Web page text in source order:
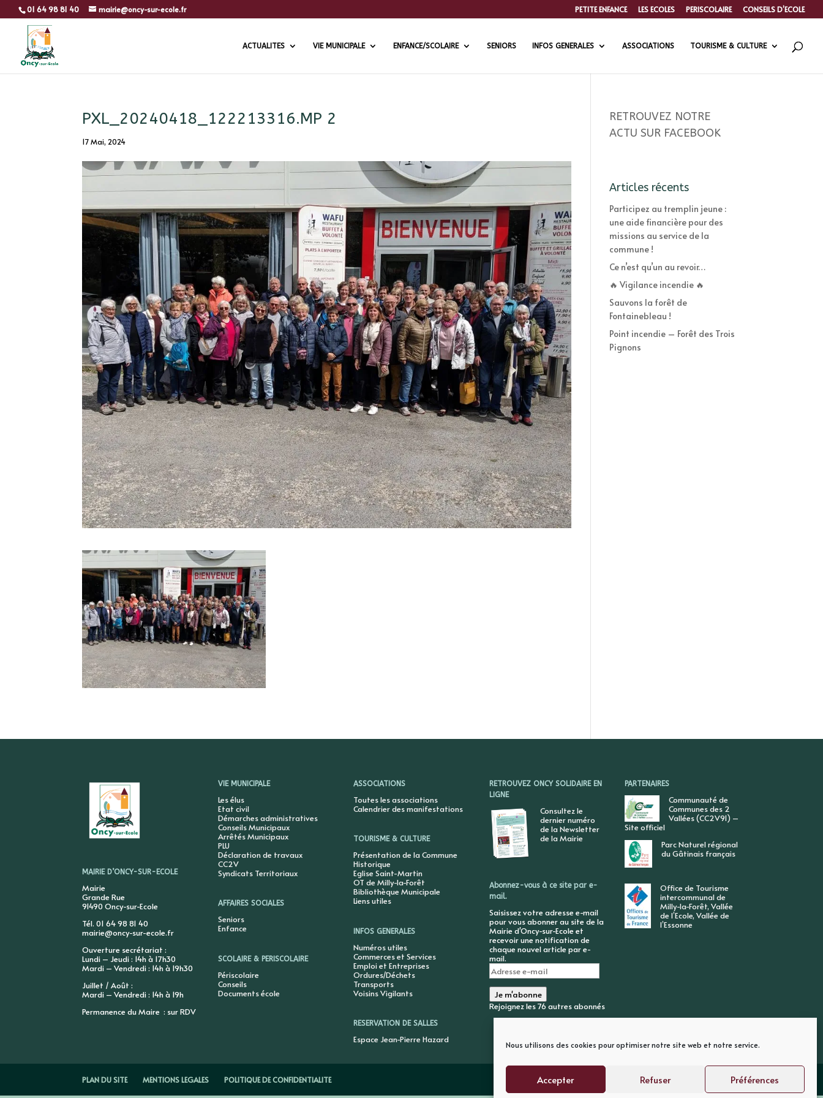
Nous utilisons des cookies pour optimiser notre site web et notre service.
Accepter Refuser Préférences
01 64 98 81 40 mairie@oncy-sur-ecole.fr PETITE ENFANCE LES ECOLES PERISCOLAIRE CONSEILS D’ECOLE
ACTUALITES VIE MUNICIPALE ENFANCE/SCOLAIRE SENIORS INFOS GENERALES ASSOCIATIONS TOURISME & CULTURE
PXL_20240418_122213316.MP 2
17 Mai, 2024
RETROUVEZ NOTRE
ACTU SUR FACEBOOK
Articles récents
Participez au tremplin jeune :
une aide financière pour des
missions au service de la
commune !
Ce n’est qu’un au revoir…
🔥 Vigilance incendie 🔥
Sauvons la forêt de
Fontainebleau !
Point incendie – Forêt des Trois
Pignons
MAIRIE D’ONCY-SUR-ECOLE
Mairie
Grande Rue
91490 Oncy-sur-Ecole
Tél. 01 64 98 81 40
mairie@oncy-sur-ecole.fr
Ouverture secrétariat :
Lundi – Jeudi : 14h à 17h30
Mardi – Vendredi : 14h à 19h30
Juillet / Août :
Mardi – Vendredi : 14h à 19h
Permanence du Maire : sur RDV
VIE MUNICIPALE
Les élus
Etat civil
Démarches administratives
Conseils Municipaux
Arrêtés Municipaux
PLU
Déclaration de travaux
CC2V
Syndicats Territoriaux
AFFAIRES SOCIALES
Seniors
Enfance
SCOLAIRE & PERISCOLAIRE
Périscolaire
Conseils
Documents école
ASSOCIATIONS
Toutes les associations
Calendrier des manifestations
TOURISME & CULTURE
Présentation de la Commune
Historique
Eglise Saint-Martin
OT de Milly-la-Forêt
Bibliothèque Municipale
Liens utiles
INFOS GENERALES
Numéros utiles
Commerces et Services
Emploi et Entreprises
Ordures/Déchets
Transports
Voisins Vigilants
RESERVATION DE SALLES
Espace Jean-Pierre Hazard
RETROUVEZ ONCY SOLIDAIRE EN
LIGNE
Consultez le
dernier numéro
de la Newsletter
de la Mairie
Abonnez-vous à ce site par e-
mail.
Saisissez votre adresse e-mail
pour vous abonner au site de la
Mairie d'Oncy-sur-Ecole et
recevoir une notification de
chaque nouvel article par e-
mail.
Adresse
e-
mail
Je m'abonne
Rejoignez les 76 autres abonnés
PARTENAIRES
Communauté de
Communes des 2
Vallées (CC2V91) –
Site officiel
Parc Naturel régional
du Gâtinais français
Office de Tourisme
intercommunal de
Milly-la-Forêt, Vallée
de l’Ecole, Vallée de
l’Essonne
PLAN DU SITE MENTIONS LEGALES POLITIQUE DE CONFIDENTIALITE